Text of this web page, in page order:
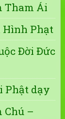
Tham Ái
Hình Phạt
Đời Đức
Phật dạy
Chú –